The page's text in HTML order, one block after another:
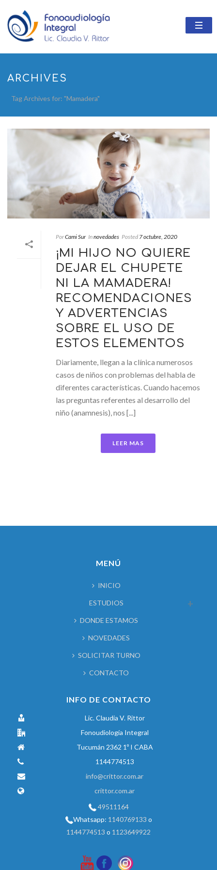
ARCHIVES
Tag Archives for: "Mamadera"
PorCami Sur Innovedades Posted 7 octubre, 2020
¡MI HIJO NO QUIERE
DEJAR EL CHUPETE
NI LA MAMADERA!
RECOMENDACIONES
Y ADVERTENCIAS
SOBRE EL USO DE
ESTOS ELEMENTOS
Diariamente, llegan a la clínica numerosos
casos de niños con problemas del habla de
diferentes características. Cuando hacemos
las preguntas referentes al desarrollo del
niño (anamnesis), nos [...]
LEER MAS
MENÚ
INICIO
ESTUDIOS
DONDE ESTAMOS
NOVEDADES
SOLICITAR TURNO
CONTACTO
INFO DE CONTACTO
Lic. Claudia V. Rittor
Fonoudiología Integral
Tucumán 2362 1º I CABA
1144774513
info@crittor.com.ar
crittor.com.ar
49511164
Whatsapp: 1140769133 o
1144774513 o 1123649922